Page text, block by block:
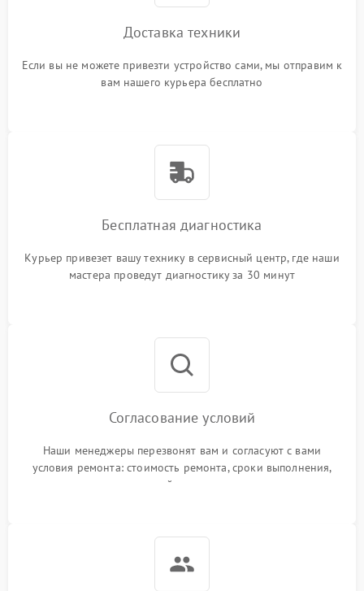
Доставка техники
Если вы не можете привезти устройство сами, мы отправим к
вам нашего курьера бесплатно
Бесплатная диагностика
Курьер привезет вашу технику в сервисный центр, где наши
мастера проведут диагностику за 30 минут
Согласование условий
Наши менеджеры перезвонят вам и согласуют с вами
условия ремонта: стоимость ремонта, сроки выполнения,
гарантийные условия